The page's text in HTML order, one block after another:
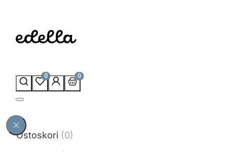
0 0
Ostoskori (0)